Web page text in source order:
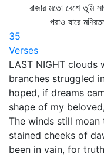
রাজার মতো বেশে তুমি
পরাও যারে মণিরতন-
35
Verses
LAST NIGHT clouds
branches struggled
hoped, if dreams
shape of my
The winds still
stained cheeks of
been in vain, for